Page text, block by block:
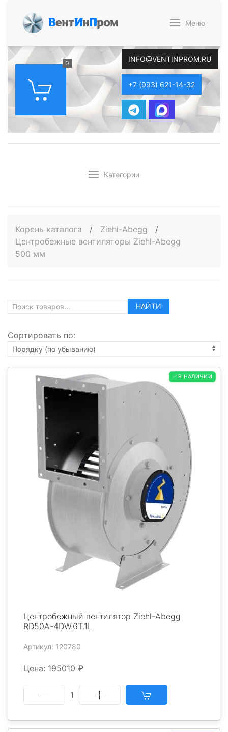
ВентИнПром Меню
0 INFO@VENTINPROM.RU
+7 (993) 621-14-32
Категории
Корень каталога / Ziehl-Abegg
/
Центробежные вентиляторы Ziehl-Abegg
500 мм
НАЙТИ
Сортировать по:
✅ В НАЛИЧИИ
Центробежный вентилятор Ziehl-Abegg
RD50A-4DW.6T.1L
Артикул: 120780
Цена: 195010 ₽
1